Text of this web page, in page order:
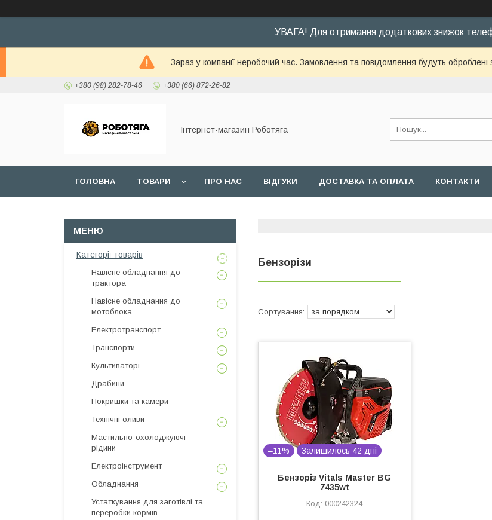
УВАГА! Для отримання додаткових знижок
Зараз у компанії неробочий час. Замовлення та повідомлення будуть
+380 (98) 282-78-46 +380 (66) 872-26-82
Інтернет-магазин Роботяга
ГОЛОВНА ТОВАРИ ПРО НАС ВІДГУКИ ДОСТАВКА ТА ОПЛАТА КОНТАКТИ
Бензорізи
–11% Залишилось 42 дні
Бензоріз Vitals Master BG
7435wt
000242324
Категорії товарів
Навісне обладнання до
трактора
Навісне обладнання до
мотоблока
Електротранспорт
Транспорти
Культиваторі
Драбини
Покришки та камери
Технічні оливи
Мастильно-охолоджуючі
рідини
Електроінструмент
Обладнання
Устаткування для заготівлі та
переробки кормів